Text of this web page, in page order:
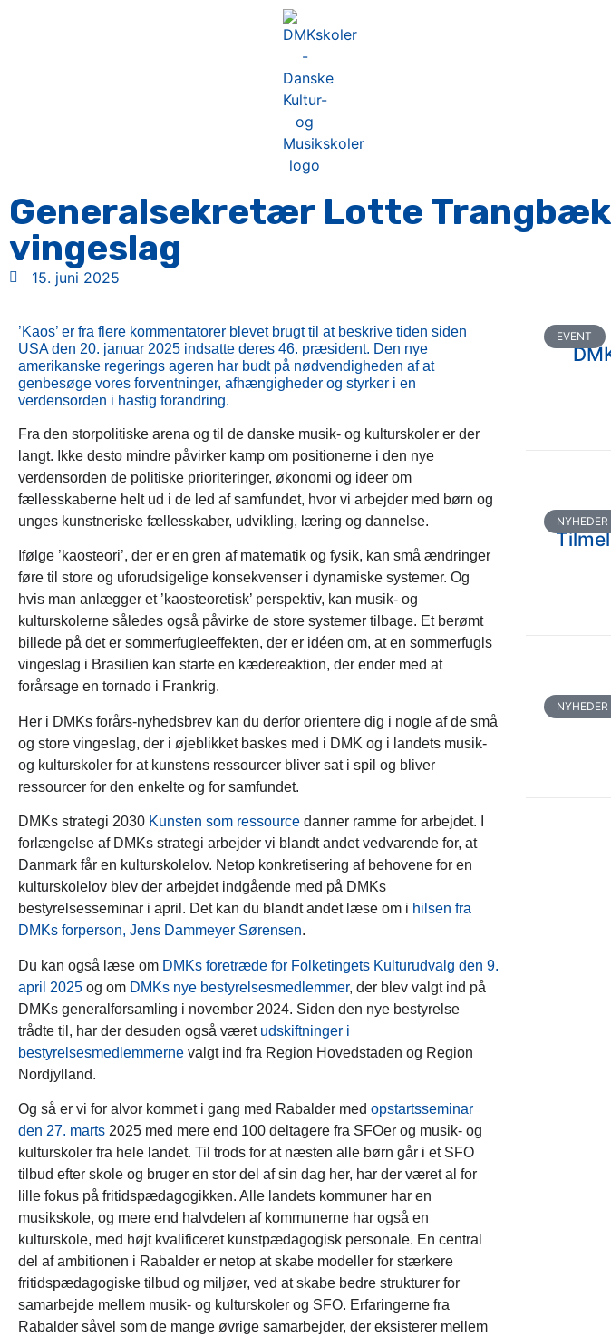
Generalsekretær Lotte
vingeslag
15. juni 2025
’Kaos’ er fra flere kommentatorer blevet brugt til at beskrive tiden siden
USA den 20. januar 2025 indsatte deres 46. præsident. Den nye
amerikanske regerings ageren har budt på nødvendigheden af at
genbesøge vores forventninger, afhængigheder og styrker i en
verdensorden i hastig forandring.
Fra den storpolitiske arena og til de danske musik- og kulturskoler er der
langt. Ikke desto mindre påvirker kamp om positionerne i den nye
verdensorden de politiske prioriteringer, økonomi og ideer om
fællesskaberne helt ud i de led af samfundet, hvor vi arbejder med børn og
unges kunstneriske fællesskaber, udvikling, læring og dannelse.
Ifølge ’kaosteori’, der er en gren af matematik og fysik, kan små ændringer
føre til store og uforudsigelige konsekvenser i dynamiske systemer. Og
hvis man anlægger et ’kaosteoretisk’ perspektiv, kan musik- og
kulturskolerne således også påvirke de store systemer tilbage. Et berømt
billede på det er sommerfugleeffekten, der er idéen om, at en sommerfugls
vingeslag i Brasilien kan starte en kædereaktion, der ender med at
forårsage en tornado i Frankrig.
Her i DMKs forårs-nyhedsbrev kan du derfor orientere dig i nogle af de små
og store vingeslag, der i øjeblikket baskes med i DMK og i landets musik-
og kulturskoler for at kunstens ressourcer bliver sat i spil og bliver
ressourcer for den enkelte og for samfundet.
DMKs strategi 2030 Kunsten som ressource danner ramme for arbejdet. I
forlængelse af DMKs strategi arbejder vi blandt andet vedvarende for, at
Danmark får en kulturskolelov. Netop konkretisering af behovene for en
kulturskolelov blev der arbejdet indgående med på DMKs
bestyrelsesseminar i april. Det kan du blandt andet læse om i hilsen fra
DMKs forperson, Jens Dammeyer Sørensen.
Du kan også læse om DMKs foretræde for Folketingets Kulturudvalg den 9.
april 2025 og om DMKs nye bestyrelsesmedlemmer, der blev valgt ind på
DMKs generalforsamling i november 2024. Siden den nye bestyrelse
trådte til, har der desuden også været udskiftninger i
bestyrelsesmedlemmerne valgt ind fra Region Hovedstaden og Region
Nordjylland.
Og så er vi for alvor kommet i gang med Rabalder med opstartsseminar
den 27. marts 2025 med mere end 100 deltagere fra SFOer og musik- og
kulturskoler fra hele landet. Til trods for at næsten alle børn går i et SFO
tilbud efter skole og bruger en stor del af sin dag her, har der været al for
lille fokus på fritidspædagogikken. Alle landets kommuner har en
musikskole, og mere end halvdelen af kommunerne har også en
kulturskole, med højt kvalificeret kunstpædagogisk personale. En central
del af ambitionen i Rabalder er netop at skabe modeller for stærkere
fritidspædagogiske tilbud og miljøer, ved at skabe bedre strukturer for
samarbejde mellem musik- og kulturskoler og SFO. Erfaringerne fra
Rabalder såvel som de mange øvrige samarbejder, der eksisterer mellem
EVENT
NYHEDER
NYHEDER